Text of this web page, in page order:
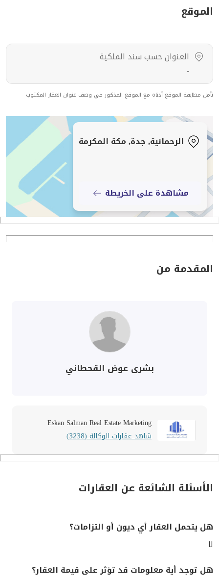
الموقع
العنوان حسب سند الملكية
-
نأمل مطابقة الموقع أدناه مع الموقع المذكور في وصف عنوان العقار المكتوب
الرحمانية, جدة, مكة المكرمة
مشاهدة على الخريطة
المقدمة من
بشرى عوض القحطاني
Eskan Salman Real Estate Marketing
شاهد عقارات الوكالة (3238)
الأسئلة الشائعة عن العقارات
هل يتحمل العقار أي ديون أو التزامات؟
لا
هل توجد أية معلومات قد تؤثر على قيمة العقار؟